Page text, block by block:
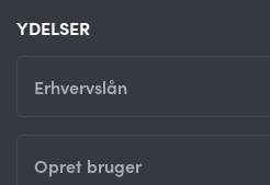
YDELSER
Erhvervslån
Opret bruger